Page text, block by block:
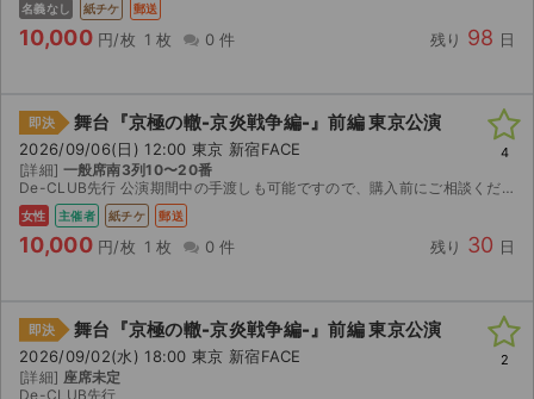
名義なし 紙チケ 郵送
10,000 円/枚 1 枚 0 件 残り 98 日
即決 舞台『京極の轍-京炎戦争編-』前編 東京公演
2026/09/06(日) 12:00 東京 新宿FACE
[詳細] 一般席南3列10〜20番
De-CLUB先行 公演期間中の手渡しも可能ですので、購入前にご相談ください。 公演中止の際はご自身で返金対応をお願いいたします
女性 主催者 紙チケ 郵送
10,000 円/枚 1 枚 0 件 残り 30 日
4
即決 舞台『京極の轍-京炎戦争編-』前編 東京公演
2026/09/02(水) 18:00 東京 新宿FACE
[詳細] 座席未定
De-CLUB先行
2